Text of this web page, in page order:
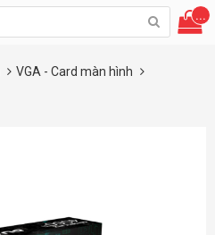
...
VGA - Card màn hình